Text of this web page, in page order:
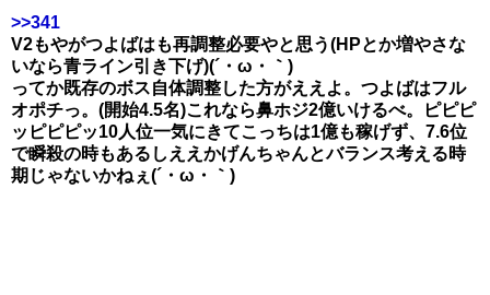
>>341
V2もやがつよばはも再調整必要やと思う(HPとか増やさな
いなら青ライン引き下げ)(´・ω・｀)
ってか既存のボス自体調整した方がええよ。つよばはフル
オポチっ。(開始4.5名)これなら鼻ホジ2億いけるべ。ピピピ
ッピピピッ10人位一気にきてこっちは1億も稼げず、7.6位
で瞬殺の時もあるしええかげんちゃんとバランス考える時
期じゃないかねぇ(´・ω・｀)